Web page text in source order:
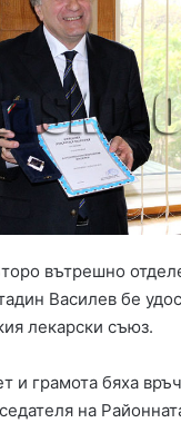
вътрешно
Василев бе
лекарски съюз.
и грамота бяха
на